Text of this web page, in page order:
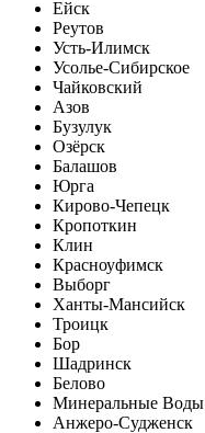
Ейск
Реутов
Усть-Илимск
Усолье-Сибирское
Чайковский
Азов
Бузулук
Озёрск
Балашов
Юрга
Кирово-Чепецк
Кропоткин
Клин
Красноуфимск
Выборг
Ханты-Мансийск
Троицк
Бор
Шадринск
Белово
Минеральные Воды
Анжеро-Судженск